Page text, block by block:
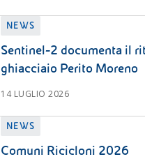
NEWS
Sentinel-2 documenta il
ghiacciaio Perito Moreno
14 LUGLIO 2026
NEWS
Comuni Ricicloni 2026